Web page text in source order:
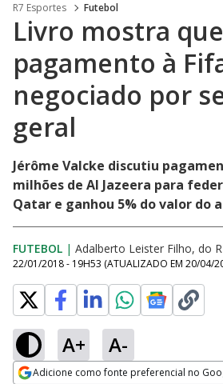
R7 Esportes Futebol
Livro mostra que
pagamento à
negociado por
geral
Jérôme Valcke discutiu
milhões de Al Jazeera para
Qatar e ganhou 5% do valor do
FUTEBOL | Adalberto Leister Filho, do
22/01/2018 - 19H53 (ATUALIZADO EM 20/04/
A+ A-
Adicione como fonte preferencial no